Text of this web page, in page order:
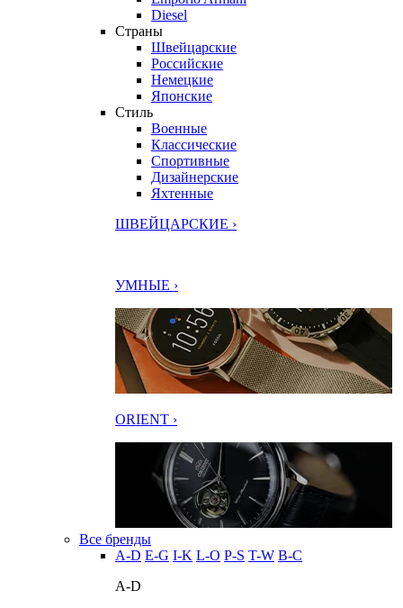
Diesel
Страны
Швейцарские
Российские
Немецкие
Японские
Стиль
Военные
Классические
Спортивные
Дизайнерские
Яхтенные
ШВЕЙЦАРСКИЕ ›
УМНЫЕ ›
ORIENT ›
Все бренды
A-D E-G I-K L-O P-S T-W В-С
A-D